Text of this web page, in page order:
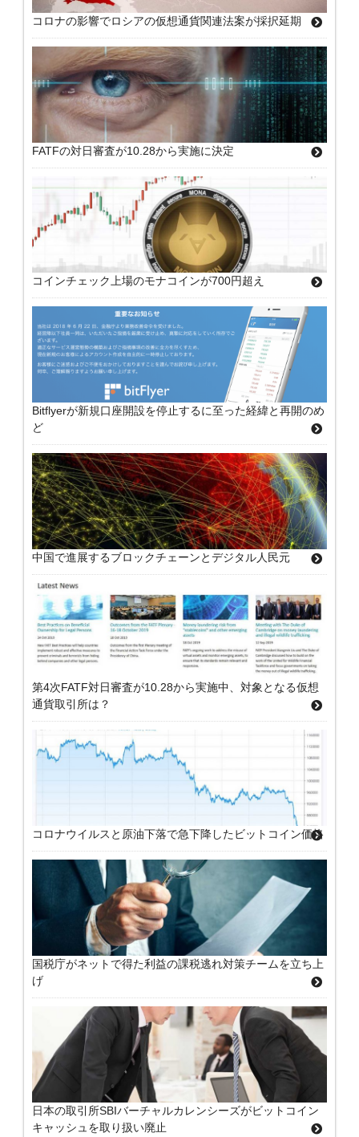
コロナの影響でロシアの仮想通貨関連法案が採択延期
FATFの対日審査が10.28から実施に決定
コインチェック上場のモナコインが700円超え
Bitflyerが新規口座開設を停止するに至った経緯と再開のめ
ど
中国で進展するブロックチェーンとデジタル人民元
第4次FATF対日審査が10.28から実施中、対象となる仮想
通貨取引所は？
コロナウイルスと原油下落で急下降したビットコイン価格
国税庁がネットで得た利益の課税逃れ対策チームを立ち上
げ
日本の取引所SBIバーチャルカレンシーズがビットコイン
キャッシュを取り扱い廃止